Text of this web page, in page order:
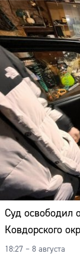
Суд освободил
Ковдорского
18:27 – 8 августа